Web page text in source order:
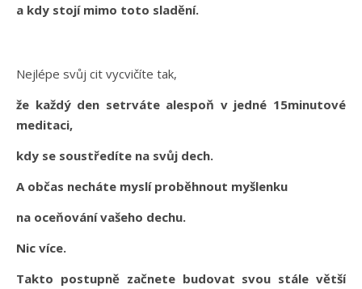
a kdy stojí mimo toto sladění.
Nejlépe svůj cit vycvičíte tak,
že každý den setrváte alespoň v jedné 15minutové
meditaci,
kdy se soustředíte na svůj dech.
A občas necháte myslí proběhnout myšlenku
na oceňování vašeho dechu.
Nic více.
Takto postupně začnete budovat svou stále větší